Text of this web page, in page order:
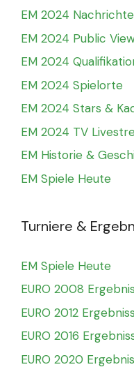
EM 2024
EM 2024 Public
EM 2024
EM 2024 Spielorte
EM 2024 Stars &
EM 2024 TV
EM Historie &
EM Spiele Heute
Turniere &
EM Spiele Heute
EURO 2008
EURO 2012
EURO 2016
EURO 2020